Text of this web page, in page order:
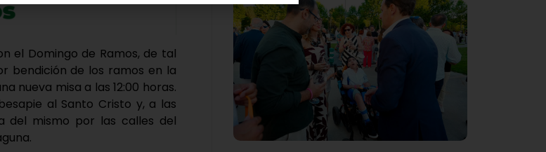
el Domingo de Ramos, de tal
bendición de los ramos en la
nueva misa a las 12:00 horas.
al Santo Cristo y, a las
del mismo por las calles del